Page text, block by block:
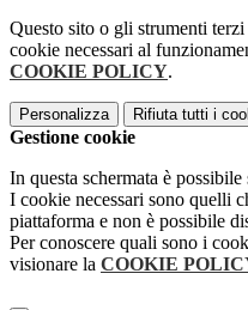
Questo sito o gli strumenti
cookie necessari al
COOKIE POLICY.
Personalizza Rifiuta tutti i
Gestione cookie
In questa schermata è
I cookie necessari sono quelli
piattaforma e non è possibile
Per conoscere quali sono i
visionare la COOKIE